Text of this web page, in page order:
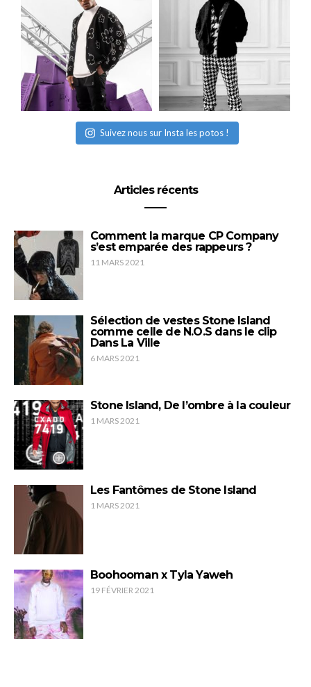
Suivez nous sur Insta les potos !
Articles récents
Comment la marque CP Company
s’est emparée des rappeurs ?
11 MARS 2021
Sélection de vestes Stone Island
comme celle de N.O.S dans le clip
Dans La Ville
6 MARS 2021
Stone Island, De l’ombre à la couleur
1 MARS 2021
Les Fantômes de Stone Island
1 MARS 2021
Boohooman x Tyla Yaweh
19 FÉVRIER 2021